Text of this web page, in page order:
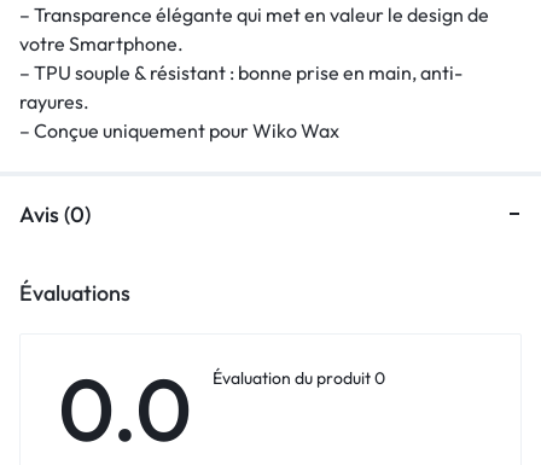
– Transparence élégante qui met en valeur le design de
votre Smartphone.
– TPU souple & résistant : bonne prise en main, anti-
rayures.
– Conçue uniquement pour Wiko Wax
Avis (0)
Évaluations
0.0 Évaluation du produit 0